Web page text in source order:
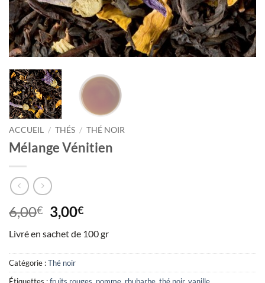
ACCUEIL / THÉS / THÉ NOIR
Mélange Vénitien
6,00€ Le
prix
initial
était :
6,00€.
3,00€Le
actuel
est :
3,00€.
Livré en sachet de 100 gr
Catégorie :Thé noir